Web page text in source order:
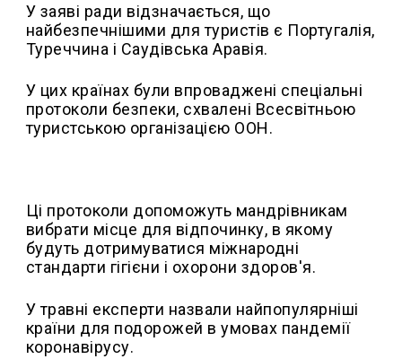
У заяві ради відзначається, що
найбезпечнішими для туристів є Португалія,
Туреччина і Саудівська Аравія.
У цих країнах були впроваджені спеціальні
протоколи безпеки, схвалені Всесвітньою
туристською організацією ООН.
Ці протоколи допоможуть мандрівникам
вибрати місце для відпочинку, в якому
будуть дотримуватися міжнародні
стандарти гігієни і охорони здоров'я.
У травні експерти назвали найпопулярніші
країни для подорожей в умовах пандемії
коронавірусу.